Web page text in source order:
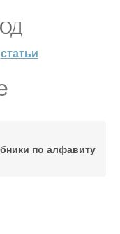
статьи
по алфавиту